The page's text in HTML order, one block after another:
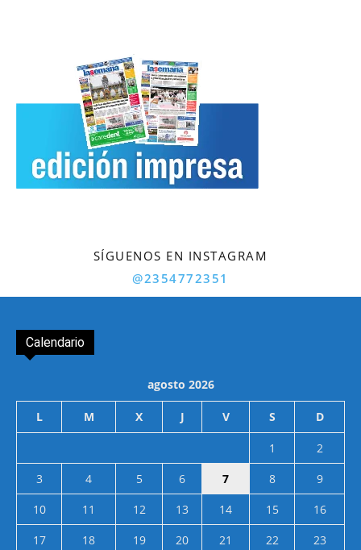
SÍGUENOS EN INSTAGRAM
@2354772351
Calendario
agosto 2026
L M X J V S D
1
2
3
4 5 6 7 8
9
10
11 12 13 14 15
16
17
18 19 20 21 22
23